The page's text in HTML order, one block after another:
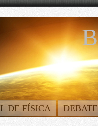
DE FÍSICA DEBATE